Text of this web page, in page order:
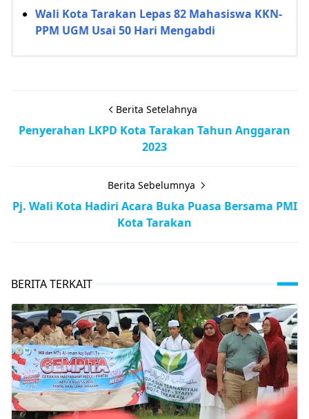
Wali Kota Tarakan Lepas 82 Mahasiswa KKN-
PPM UGM Usai 50 Hari Mengabdi
Berita Setelahnya
Penyerahan LKPD Kota Tarakan Tahun Anggaran
2023
Berita Sebelumnya
Pj. Wali Kota Hadiri Acara Buka Puasa Bersama PMI
Kota Tarakan
BERITA TERKAIT